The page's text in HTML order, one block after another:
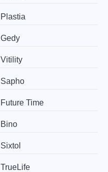
Plastia
Gedy
Vitility
Sapho
Future Time
Bino
Sixtol
TrueLife